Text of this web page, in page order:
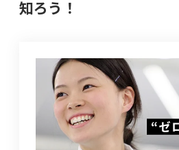
知ろう！